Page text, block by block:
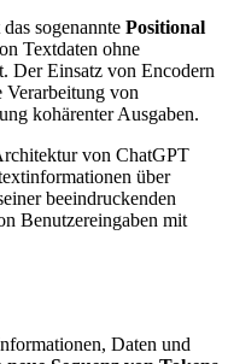
sogenannte Positional
Textdaten ohne
Der Einsatz von Encodern
Verarbeitung von
kohärenter Ausgaben.
von ChatGPT
über
beeindruckenden
Benutzereingaben mit
Daten und